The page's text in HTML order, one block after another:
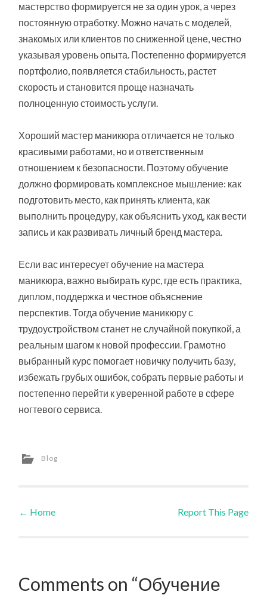
мастерство формируется не за один урок, а через
постоянную отработку. Можно начать с моделей,
знакомых или клиентов по сниженной цене, честно
указывая уровень опыта. Постепенно формируется
портфолио, появляется стабильность, растет
скорость и становится проще назначать
полноценную стоимость услуги.
Хороший мастер маникюра отличается не только
красивыми работами, но и ответственным
отношением к безопасности. Поэтому обучение
должно формировать комплексное мышление: как
подготовить место, как принять клиента, как
выполнить процедуру, как объяснить уход, как вести
запись и как развивать личный бренд мастера.
Если вас интересует обучение на мастера
маникюра, важно выбирать курс, где есть практика,
диплом, поддержка и честное объяснение
перспектив. Тогда обучение маникюру с
трудоустройством станет не случайной покупкой, а
реальным шагом к новой профессии. Грамотно
выбранный курс помогает новичку получить базу,
избежать грубых ошибок, собрать первые работы и
постепенно перейти к уверенной работе в сфере
ногтевого сервиса.
Blog
Post navigation
← Home Report This Page
Comments on “Обучение